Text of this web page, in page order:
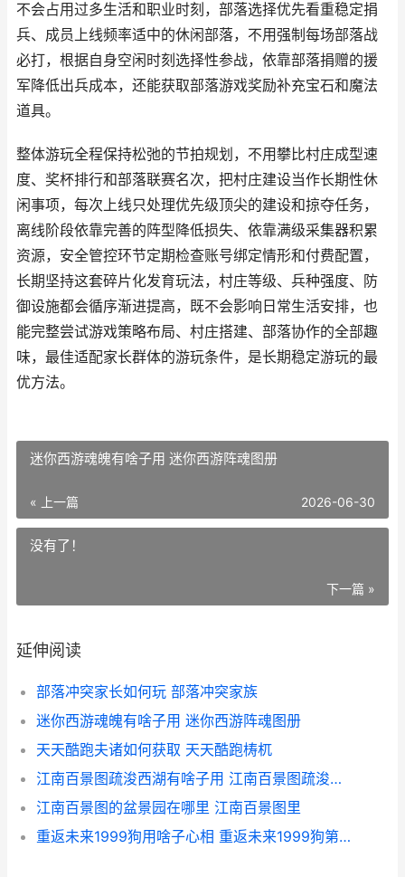
不会占用过多生活和职业时刻，部落选择优先看重稳定捐
兵、成员上线频率适中的休闲部落，不用强制每场部落战
必打，根据自身空闲时刻选择性参战，依靠部落捐赠的援
军降低出兵成本，还能获取部落游戏奖励补充宝石和魔法
道具。
整体游玩全程保持松弛的节拍规划，不用攀比村庄成型速
度、奖杯排行和部落联赛名次，把村庄建设当作长期性休
闲事项，每次上线只处理优先级顶尖的建设和掠夺任务，
离线阶段依靠完善的阵型降低损失、依靠满级采集器积累
资源，安全管控环节定期检查账号绑定情形和付费配置，
长期坚持这套碎片化发育玩法，村庄等级、兵种强度、防
御设施都会循序渐进提高，既不会影响日常生活安排，也
能完整尝试游戏策略布局、村庄搭建、部落协作的全部趣
味，最佳适配家长群体的游玩条件，是长期稳定游玩的最
优方法。
迷你西游魂魄有啥子用 迷你西游阵魂图册
« 上一篇 2026-06-30
没有了！
下一篇 »
延伸阅读
部落冲突家长如何玩 部落冲突家族
迷你西游魂魄有啥子用 迷你西游阵魂图册
天天酷跑夫诸如何获取 天天酷跑梼杌
江南百景图疏浚西湖有啥子用 江南百景图疏浚工程
江南百景图的盆景园在哪里 江南百景图里
重返未来1999狗用啥子心相 重返未来1999狗第二关